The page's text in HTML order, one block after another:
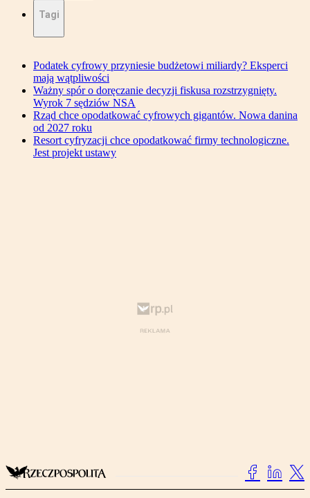
Tagi
Podatek cyfrowy przyniesie budżetowi miliardy? Eksperci
mają wątpliwości
Ważny spór o doręczanie decyzji fiskusa rozstrzygnięty.
Wyrok 7 sędziów NSA
Rząd chce opodatkować cyfrowych gigantów. Nowa danina
od 2027 roku
Resort cyfryzacji chce opodatkować firmy technologiczne.
Jest projekt ustawy